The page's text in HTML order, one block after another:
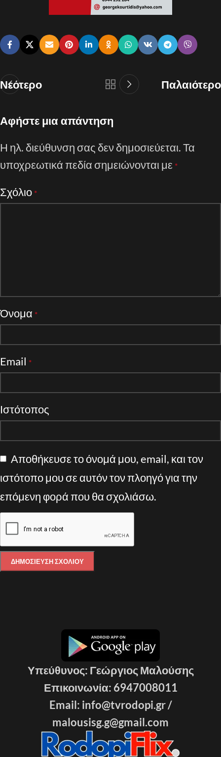
Νεότερο Παλαιότερο
Αφήστε μια απάντηση
Η ηλ. διεύθυνση σας δεν δημοσιεύεται.Τα
υποχρεωτικά πεδία σημειώνονται με *
Σχόλιο *
Όνομα *
Email *
Ιστότοπος
Αποθήκευσε το όνομά μου, email, και τον
ιστότοπο μου σε αυτόν τον πλοηγό για την
επόμενη φορά που θα σχολιάσω.
Υπεύθυνος: Γεώργιος Μαλούσης
Επικοινωνία: 6947008011
Email: info@tvrodopi.gr /
malousisg.g@gmail.com